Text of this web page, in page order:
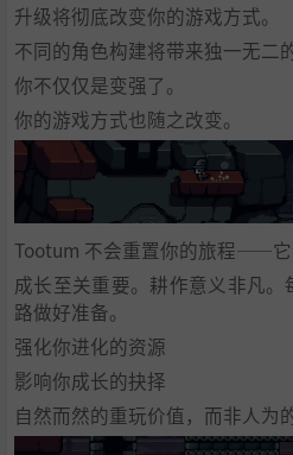
升级将彻底改变你的游戏方式。
不同的角色构建将带来独一无二
你不仅仅是变强了。
你的游戏方式也随之改变。
Tootum 不会重置你的旅程——它
成长至关重要。耕作意义非凡
路做好准备。
强化你进化的资源
影响你成长的抉择
自然而然的重玩价值，而非人为